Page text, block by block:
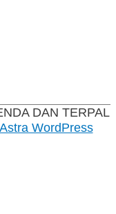
DAN TERPAL
Astra WordPress